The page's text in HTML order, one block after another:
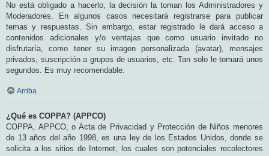
No está obligado a hacerlo, la decisión la toman los Administradores y
Moderadores. En algunos casos necesitará registrarse para publicar
temas y respuestas. Sin embargo, estar registrado le dará acceso a
contenidos adicionales y/o ventajas que como usuario invitado no
disfrutaría, como tener su imagen personalizada (avatar), mensajes
privados, suscripción a grupos de usuarios, etc. Tan solo le tomará unos
segundos. Es muy recomendable.
Arriba
¿Qué es COPPA? (APPCO)
COPPA, APPCO, o Acta de Privacidad y Protección de Niños menores
de 13 años del año 1998, es una ley de los Estados Unidos, donde se
solicita a los sitios de Internet, los cuales son potenciales recolectores